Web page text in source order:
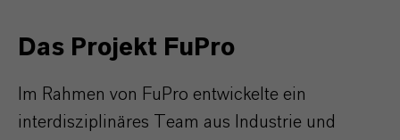
Das Projekt FuPro
Im Rahmen von FuPro entwickelte ein
interdisziplinäres Team aus lndustrie und